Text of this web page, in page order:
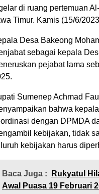
di ruang pertemuan
Timur. Kamis (15/6/
Desa Bakeong
sebagai kepala
pejabat lama
Sumenep Achmad
bahwa
dengan DPMDA
kebijakan, tidak
kebijakan harus
Baca Juga :
Rukyatul
Awal Puasa 19 Februari